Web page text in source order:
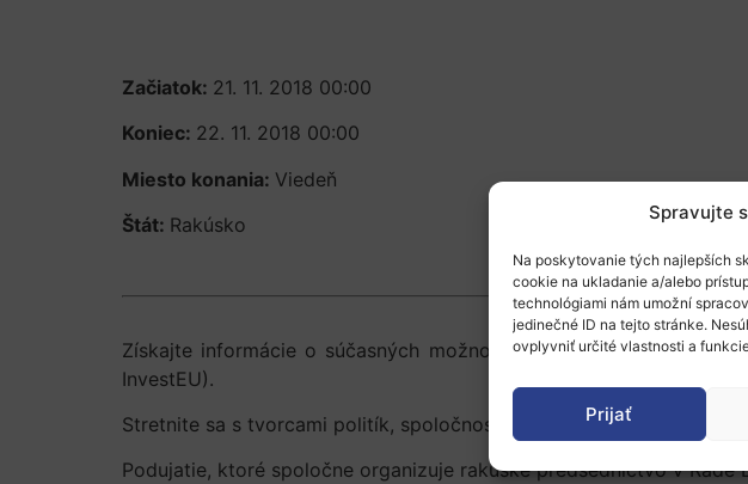
Spravujte
Na poskytovanie tých najlepších
cookie na ukladanie a/alebo
technológiami nám umožní
jedinečné ID na tejto stránke.
ovplyvniť určité vlastnosti a
Prijať
Začiatok: 21. 11. 2018 00:00
Koniec: 22. 11. 2018 00:00
Miesto konania: Viedeň
Štát: Rakúsko
Získajte informácie o súčasných možnostiach inovatívneho
InvestEU).
Stretnite sa s tvorcami politík, spoločnosťami, investormi, odborníkmi
Podujatie, ktoré spoločne organizuje rakúske predsedníctvo v